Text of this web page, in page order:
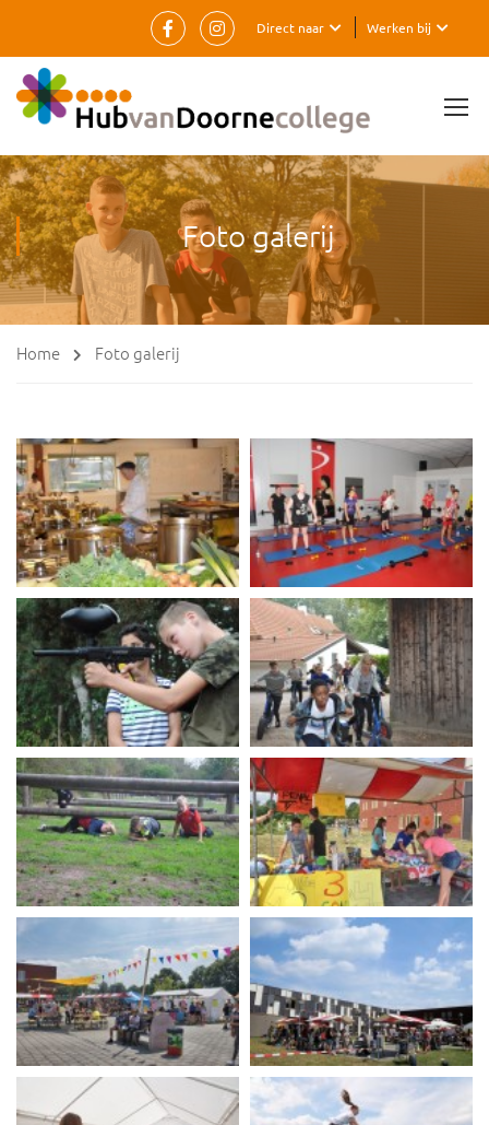
Werken bij
Direct naar
Foto galerij
Home Foto galerij